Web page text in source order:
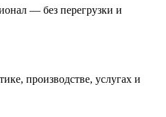
— без перегрузки и
производстве, услугах и